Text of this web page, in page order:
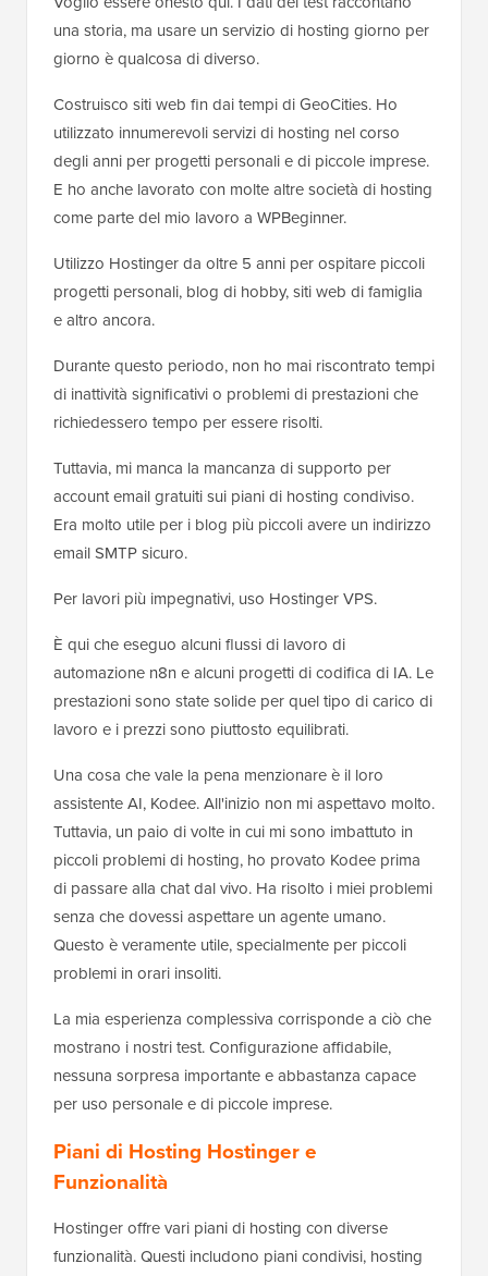
una storia, ma usare un servizio di hosting giorno per
giorno è qualcosa di diverso.
Costruisco siti web fin dai tempi di GeoCities. Ho
utilizzato innumerevoli servizi di hosting nel corso
degli anni per progetti personali e di piccole imprese.
E ho anche lavorato con molte altre società di hosting
come parte del mio lavoro a WPBeginner.
Utilizzo Hostinger da oltre 5 anni per ospitare piccoli
progetti personali, blog di hobby, siti web di famiglia
e altro ancora.
Durante questo periodo, non ho mai riscontrato tempi
di inattività significativi o problemi di prestazioni che
richiedessero tempo per essere risolti.
Tuttavia, mi manca la mancanza di supporto per
account email gratuiti sui piani di hosting condiviso.
Era molto utile per i blog più piccoli avere un indirizzo
email SMTP sicuro.
Per lavori più impegnativi, uso Hostinger VPS.
È qui che eseguo alcuni flussi di lavoro di
automazione n8n e alcuni progetti di codifica di IA. Le
prestazioni sono state solide per quel tipo di carico di
lavoro e i prezzi sono piuttosto equilibrati.
Una cosa che vale la pena menzionare è il loro
assistente AI, Kodee. All'inizio non mi aspettavo molto.
Tuttavia, un paio di volte in cui mi sono imbattuto in
piccoli problemi di hosting, ho provato Kodee prima
di passare alla chat dal vivo. Ha risolto i miei problemi
senza che dovessi aspettare un agente umano.
Questo è veramente utile, specialmente per piccoli
problemi in orari insoliti.
La mia esperienza complessiva corrisponde a ciò che
mostrano i nostri test. Configurazione affidabile,
nessuna sorpresa importante e abbastanza capace
per uso personale e di piccole imprese.
Piani di Hosting Hostinger e
Funzionalità
Hostinger offre vari piani di hosting con diverse
funzionalità. Questi includono piani condivisi, hosting